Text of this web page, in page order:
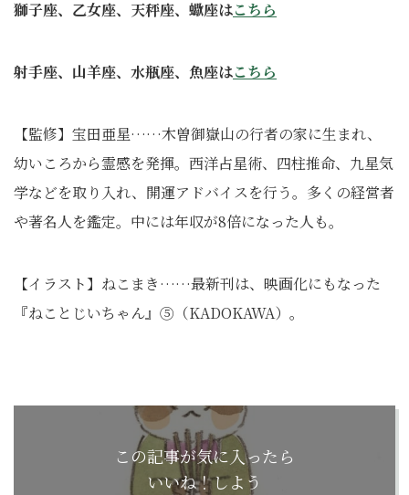
獅子座、乙女座、天秤座、蠍座はこちら
射手座、山羊座、水瓶座、魚座はこちら
【監修】宝田亜星……木曽御嶽山の行者の家に生まれ、
幼いころから霊感を発揮。西洋占星術、四柱推命、九星気
学などを取り入れ、開運アドバイスを行う。多くの経営者
や著名人を鑑定。中には年収が8倍になった人も。
【イラスト】ねこまき……最新刊は、映画化にもなった
『ねことじいちゃん』⑤（KADOKAWA）。
この記事が気に入ったら
いいね！しよう